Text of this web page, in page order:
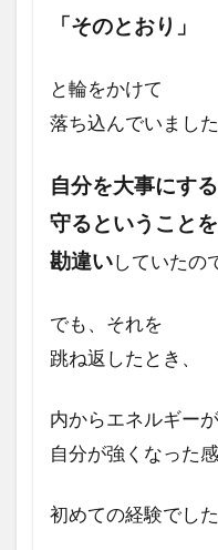
「そのとおり」
と輪をかけて
落ち込んでいました
自分を大事にする
守るということを
勘違いしていたの
でも、それを
跳ね返したとき、
内からエネルギーが
自分が強くなった
初めての経験でした